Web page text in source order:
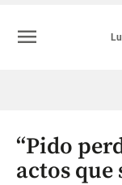
Colombia
menu
“Pido
actos que